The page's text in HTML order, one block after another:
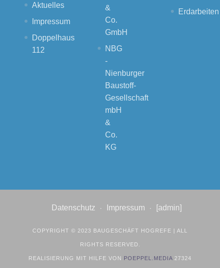
Aktuelles
Impressum
Doppelhaus
112
&
Co.
GmbH
NBG
-
Nienburger
Baustoff-
Gesellschaft
mbH
&
Co.
KG
Erdarbeiten
Datenschutz Impressum [admin]
COPYRIGHT © 2023 BAUGESCHÄFT HOGREFE | ALL
RIGHTS RESERVED.
REALISIERUNG MIT HILFE VON POEPPEL.MEDIA 27324